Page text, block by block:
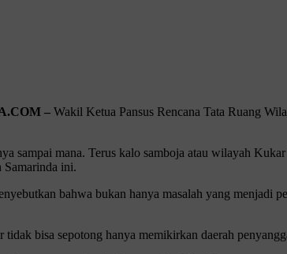
– Wakil Ketua Pansus Rencana Tata Ruang
sampai mana. Terus kalo samboja atau wilayah
Samarinda ini.
bahwa bukan hanya masalah yang menjadi
tidak bisa sepotong hanya memikirkan daerah